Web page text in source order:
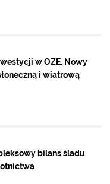
w OZE. Nowy
i wiatrową
bilans śladu